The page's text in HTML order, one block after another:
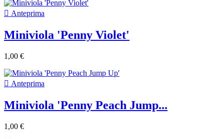
 Anteprima
Miniviola 'Penny Violet'
1,00 €
 Anteprima
Miniviola 'Penny Peach Jump...
1,00 €